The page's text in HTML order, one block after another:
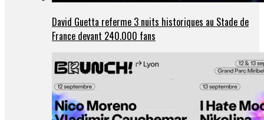
David Guetta referme 3 nuits historiques au Stade de
France devant 240.000 fans